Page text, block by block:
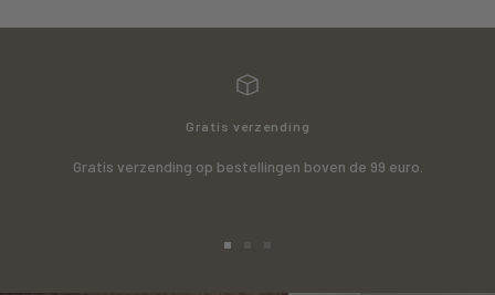
Gratis verzending
Gratis verzending op bestellingen boven de 99 euro.